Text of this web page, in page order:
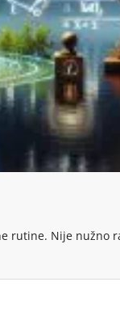
rutine. Nije nužno